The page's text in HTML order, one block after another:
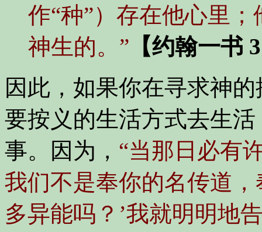
作“种”）存在他心里
神生的。” 【约翰一书
因此，如果你在寻求神
要按义的生活方式去生
事。因为， “当那日必有
我们不是奉你的名传道
多异能吗？’我就明明地